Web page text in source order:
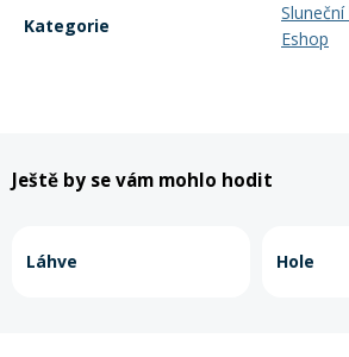
Kategorie
Sluneční
Eshop
Ještě by se vám mohlo hodit
Láhve Hole